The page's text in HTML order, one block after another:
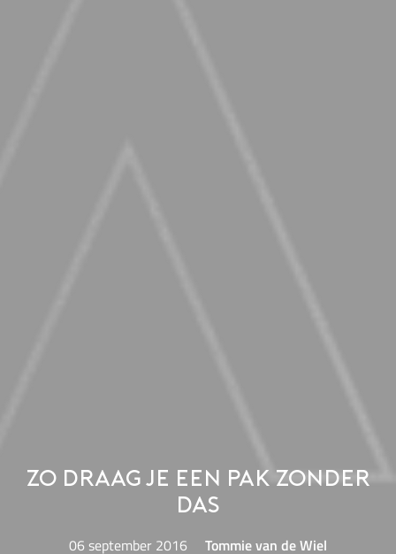
Zo draag je een pak zonder
das
06 september 2016 Tommie van de Wiel